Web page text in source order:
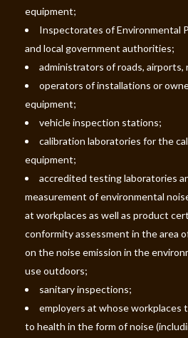
equipment;
Inspectorates of Environmental
and local government authorities;
administrators of roads, airports,
operators of installations or
equipment;
vehicle inspection stations;
calibration laboratories for the
equipment;
accredited testing laboratories
measurement of environmental
at workplaces as well as product
conformity assessment in the area
on the noise emission in the
use outdoors;
sanitary inspections;
employers at whose workplaces
to health in the form of noise